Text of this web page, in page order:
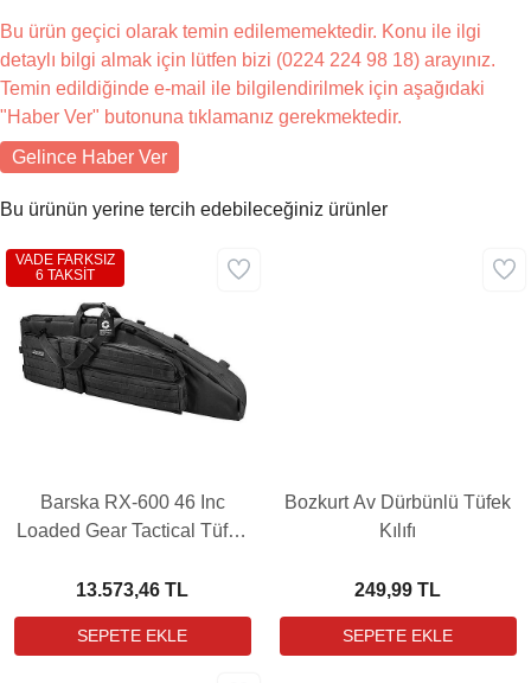
Bu ürün geçici olarak temin edilememektedir. Konu ile ilgi
detaylı bilgi almak için lütfen bizi (0224 224 98 18) arayınız.
Temin edildiğinde e-mail ile bilgilendirilmek için aşağıdaki
"Haber Ver" butonuna tıklamanız gerekmektedir.
Gelince Haber Ver
Bu ürünün yerine tercih edebileceğiniz ürünler
Barska RX-600 46 Inc
Loaded Gear Tactical Tüfek
13.573,46 TL
VADE FARKSIZ
6 TAKSİT
Bozkurt Av Dürbünlü Tüfek
Kılıfı
249,99 TL